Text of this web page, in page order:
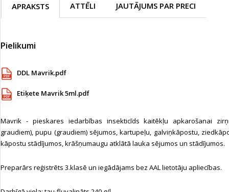
APRAKSTS ATTĒLI JAUTĀJUMS PAR PRECI
Pielikumi
DDL Mavrik.pdf
Etiķete Mavrik 5ml.pdf
Mavrik - pieskares iedarbības insekticīds kaitēkļu apkarošanai
graudiem), pupu (graudiem) sējumos, kartupeļu, galviņkāpostu,
kāpostu stādījumos, krāšņumaugu atklātā lauka sējumos un stādījumos.
Preparārs reģistrēts 3.klasē un iegādājams bez AAL lietotāju apliecības.